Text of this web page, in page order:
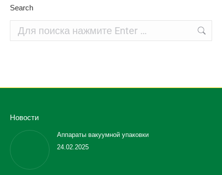
Search
Новости
Аппараты вакуумной упаковки
24.02.2025